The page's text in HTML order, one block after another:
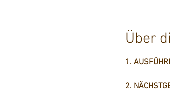
Über
1.
2.